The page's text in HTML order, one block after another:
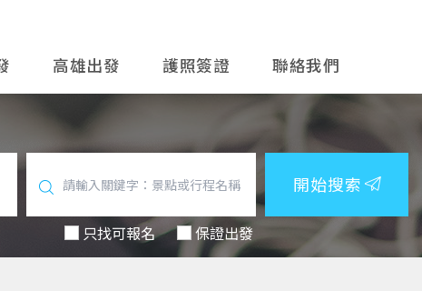
高雄出發 護照簽證 聯絡我們
只找可報名 保證出發
開始搜索